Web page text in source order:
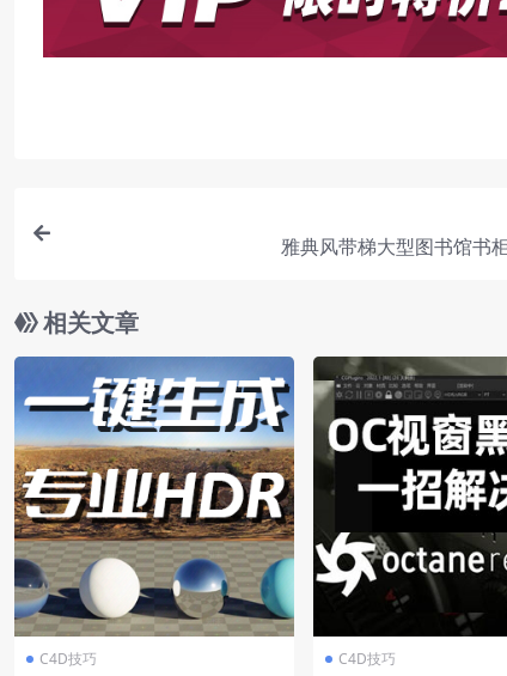
雅典风带梯大型图书馆书
相关文章
C4D技巧 C4D技巧